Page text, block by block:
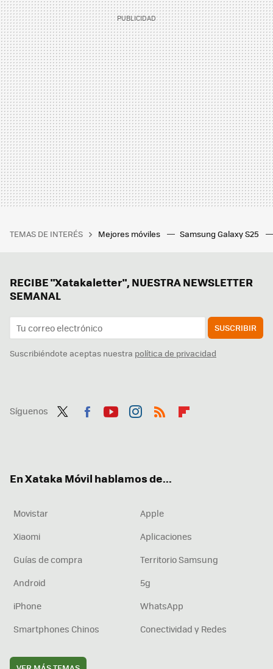
TEMAS DE INTERÉS Mejores móviles Samsung Galaxy S25
RECIBE "Xatakaletter", NUESTRA NEWSLETTER
SEMANAL
SUSCRIBIR
Suscribiéndote aceptas nuestra política de privacidad
Síguenos
En Xataka Móvil hablamos de...
Movistar
Apple
Xiaomi
Aplicaciones
Guías de compra
Territorio Samsung
Android
5g
iPhone
WhatsApp
Smartphones Chinos
Conectividad y Redes